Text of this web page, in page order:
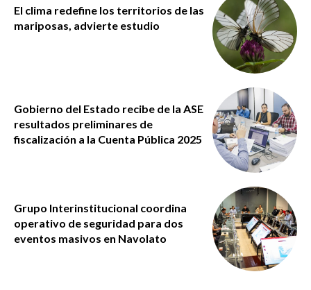
El clima redefine los territorios de las
mariposas, advierte estudio
Gobierno del Estado recibe de la ASE
resultados preliminares de
fiscalización a la Cuenta Pública 2025
Grupo Interinstitucional coordina
operativo de seguridad para dos
eventos masivos en Navolato